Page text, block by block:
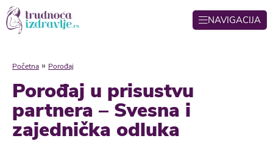
NAVIGACIJA
Početna » Porođaj
Porođaj u prisustvu
partnera – Svesna i
zajednička odluka